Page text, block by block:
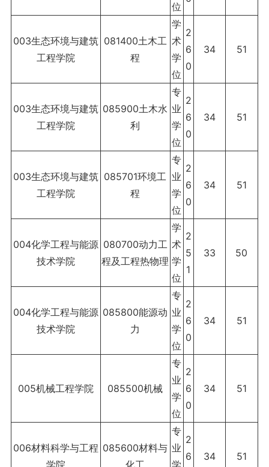
位
003生态环境与建筑
工程学院
081400土木工
程
学
术
学
位
2
6
0
34 51
003生态环境与建筑
工程学院
085900土木水
利
专
业
学
位
2
6
0
34 51
003生态环境与建筑
工程学院
085701环境工
程
专
业
学
位
2
6
0
34 51
004化学工程与能源
技术学院
080700动力工
程及工程热物理
学
术
学
位
2
5
1
33 50
004化学工程与能源
技术学院
085800能源动
力
专
业
学
位
2
6
0
34 51
005机械工程学院 085500机械
专
业
学
位
2
6
0
34 51
006材料科学与工程 085600材料与
专
业
2
6
34 51